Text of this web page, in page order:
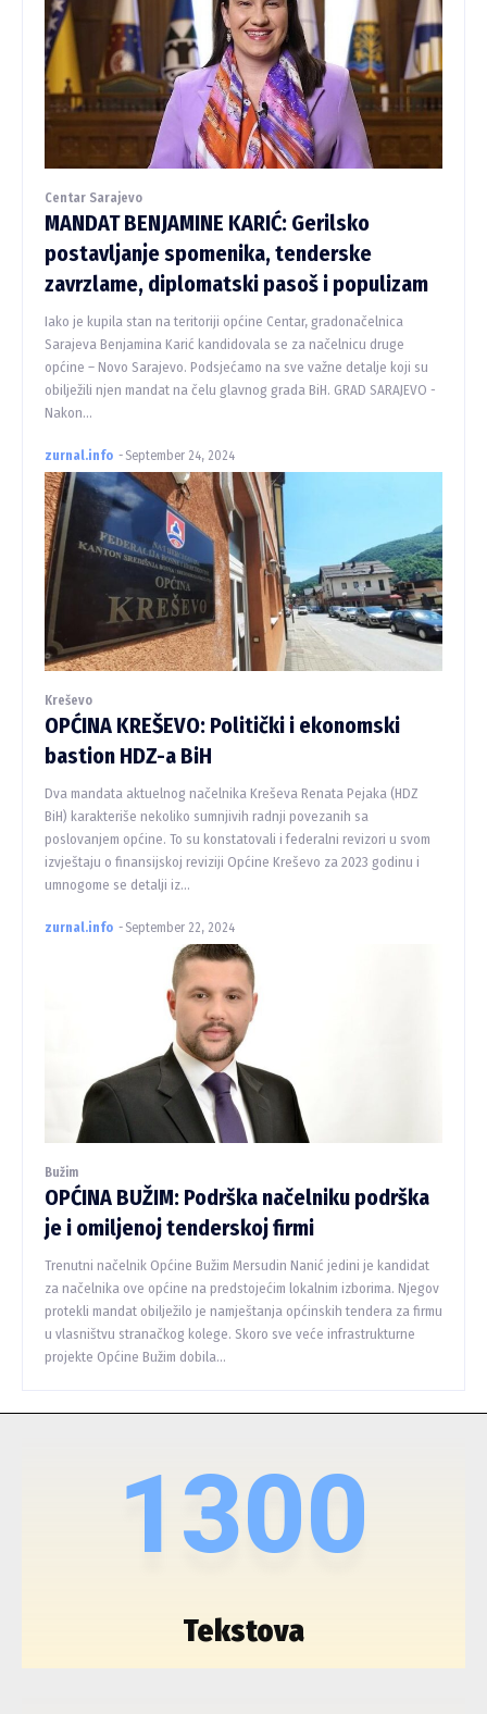
Centar Sarajevo
MANDAT BENJAMINE KARIĆ: Gerilsko
postavljanje spomenika, tenderske
zavrzlame, diplomatski pasoš i populizam
Iako je kupila stan na teritoriji općine Centar, gradonačelnica
Sarajeva Benjamina Karić kandidovala se za načelnicu druge
općine – Novo Sarajevo. Podsjećamo na sve važne detalje koji su
obilježili njen mandat na čelu glavnog grada BiH. GRAD SARAJEVO -
Nakon...
zurnal.info - September 24, 2024
Kreševo
OPĆINA KREŠEVO: Politički i ekonomski
bastion HDZ-a BiH
Dva mandata aktuelnog načelnika Kreševa Renata Pejaka (HDZ
BiH) karakteriše nekoliko sumnjivih radnji povezanih sa
poslovanjem općine. To su konstatovali i federalni revizori u svom
izvještaju o finansijskoj reviziji Općine Kreševo za 2023 godinu i
umnogome se detalji iz...
zurnal.info - September 22, 2024
Bužim
OPĆINA BUŽIM: Podrška načelniku podrška
je i omiljenoj tenderskoj firmi
Trenutni načelnik Općine Bužim Mersudin Nanić jedini je kandidat
za načelnika ove općine na predstojećim lokalnim izborima. Njegov
protekli mandat obilježilo je namještanja općinskih tendera za firmu
u vlasništvu stranačkog kolege. Skoro sve veće infrastrukturne
projekte Općine Bužim dobila...
1300
Tekstova